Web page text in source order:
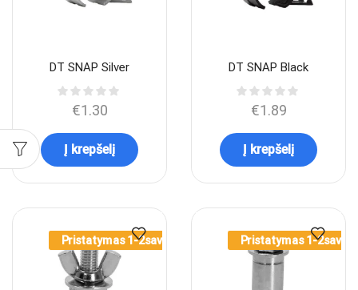
DT SNAP Silver
€1.30
Į krepšelį
DT SNAP Black
€1.89
Į krepšelį
Pristatymas 1-2sav. Pristatymas 1-2sav.